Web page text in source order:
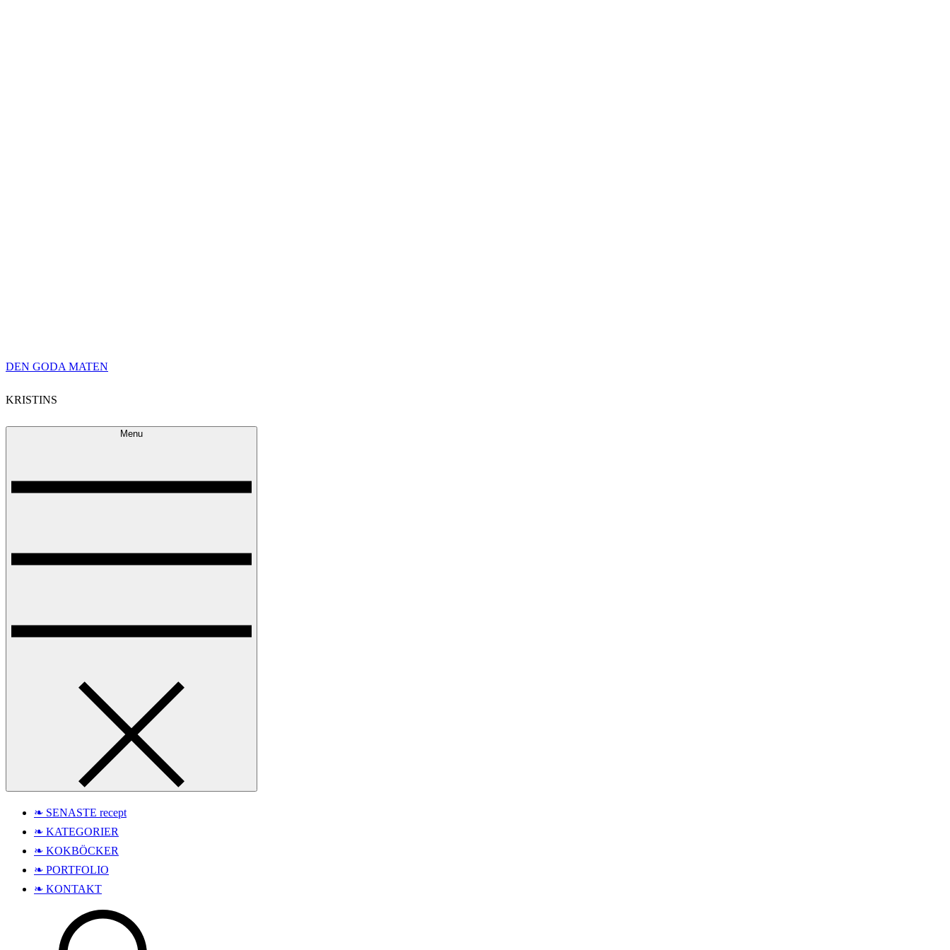
Skip
content
DEN GODA MATEN
KRISTINS
Menu
❧ SENASTE recept
❧ KATEGORIER
❧ KOKBÖCKER
❧ PORTFOLIO
❧ KONTAKT